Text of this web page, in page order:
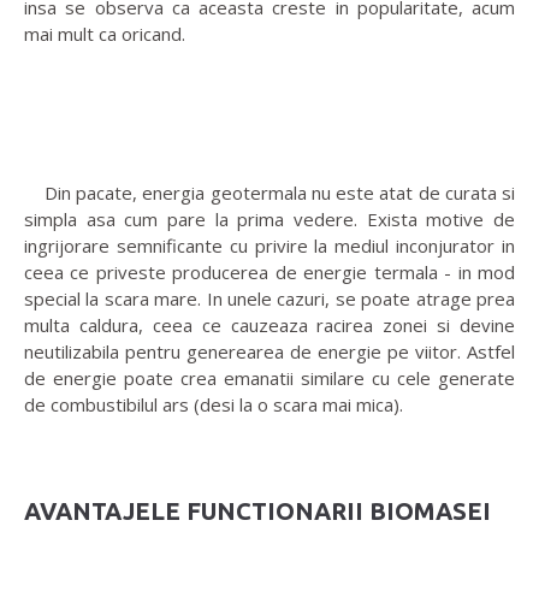
insa se observa ca aceasta creste in popularitate, acum
mai mult ca oricand.
Din pacate, energia geotermala nu este atat de curata si
simpla asa cum pare la prima vedere. Exista motive de
ingrijorare semnificante cu privire la mediul inconjurator in
ceea ce priveste producerea de energie termala - in mod
special la scara mare. In unele cazuri, se poate atrage prea
multa caldura, ceea ce cauzeaza racirea zonei si devine
neutilizabila pentru generearea de energie pe viitor. Astfel
de energie poate crea emanatii similare cu cele generate
de combustibilul ars (desi la o scara mai mica).
AVANTAJELE FUNCTIONARII BIOMASEI